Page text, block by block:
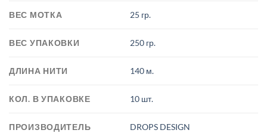
ВЕС МОТКА 25 гр.
ВЕС УПАКОВКИ 250 гр.
ДЛИНА НИТИ 140 м.
КОЛ. В УПАКОВКЕ 10 шт.
ПРОИЗВОДИТЕЛЬ DROPS DESIGN